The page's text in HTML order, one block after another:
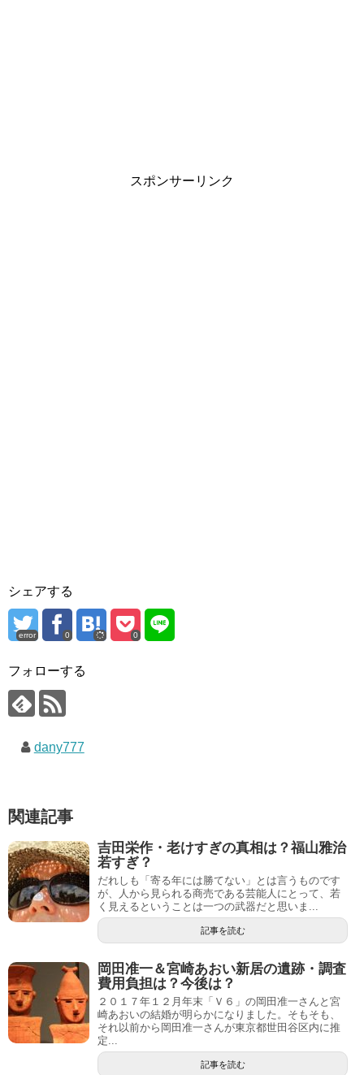
スポンサーリンク
シェアする
error 0 0
フォローする
dany777
関連記事
吉田栄作・老けすぎの真相は？福山雅治
若すぎ？
だれしも「寄る年には勝てない」とは言うものです
が、人から見られる商売である芸能人にとって、若
く見えるということは一つの武器だと思いま...
記事を読む
岡田准一＆宮崎あおい新居の遺跡・調査
費用負担は？今後は？
２０１７年１２月年末「Ｖ６」の岡田准一さんと宮
崎あおいの結婚が明らかになりました。そもそも、
それ以前から岡田准一さんが東京都世田谷区内に推
定...
記事を読む